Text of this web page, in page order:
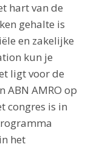
hart van de
gehalte is
en zakelijke
kun je
ligt voor de
ABN AMRO op
congres is in
het